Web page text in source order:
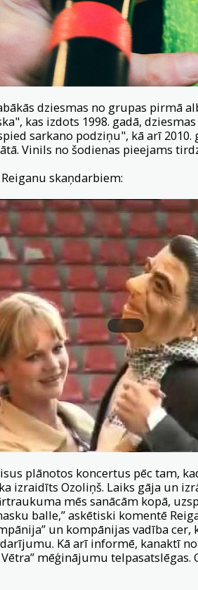
dziesmas no grupas pirmā
kas izdots 1998. gadā,
sarkano podziņu", kā arī 2010.
Vinils no šodienas pieejams
skaņdarbiem:
plānotos koncertus pēc tam,
izraidīts Ozoliņš. Laiks gāja un
mēs sanācām kopā,
balle,” askētiski komentē
un kompānijas vadība cer,
Kā arī informē, kanaktī
mēģinājumu telpasatslēgas.